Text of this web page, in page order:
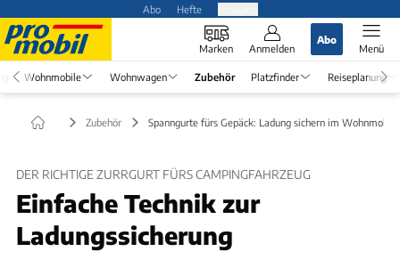
Abo Hefte
Marken Anmelden
Abo
Menü
Wohnmobile Wohnwagen Zubehör Platzfinder Reiseplanung
Zubehör Spanngurte fürs Gepäck: Ladung sichern im Wohnmobil
DER RICHTIGE ZURRGURT FÜRS CAMPINGFAHRZEUG
Einfache Technik zur
Ladungssicherung